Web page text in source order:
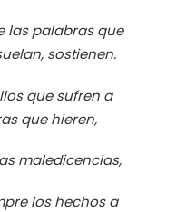
las palabras que
sostienen.
que sufren a
que hieren,
maledicencias,
los hechos a